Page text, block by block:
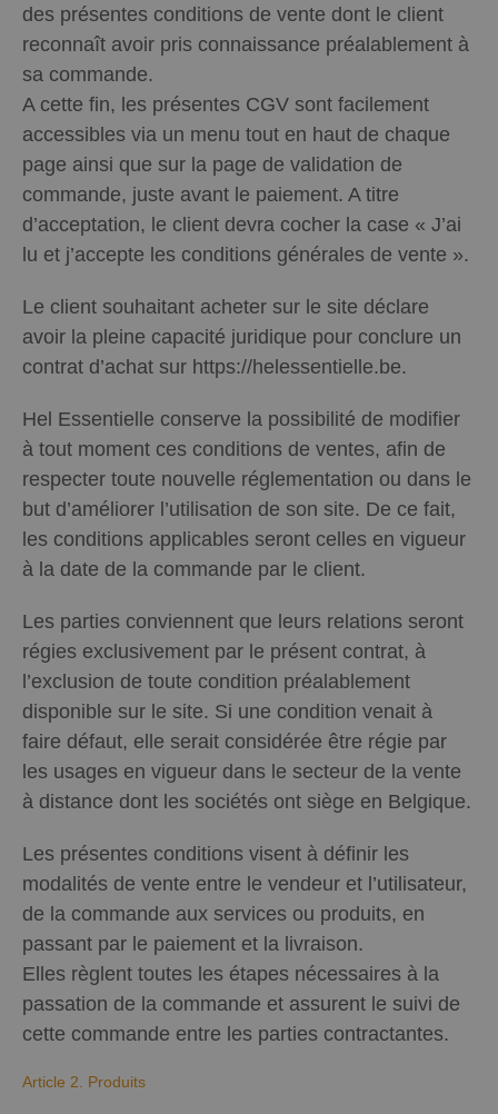
des présentes conditions de vente dont le client
reconnaît avoir pris connaissance préalablement à
sa commande.
A cette fin, les présentes CGV sont facilement
accessibles via un menu tout en haut de chaque
page ainsi que sur la page de validation de
commande, juste avant le paiement. A titre
d’acceptation, le client devra cocher la case « J’ai
lu et j’accepte les conditions générales de vente ».
Le client souhaitant acheter sur le site déclare
avoir la pleine capacité juridique pour conclure un
contrat d’achat sur https://helessentielle.be.
Hel Essentielle conserve la possibilité de modifier
à tout moment ces conditions de ventes, afin de
respecter toute nouvelle réglementation ou dans le
but d’améliorer l’utilisation de son site. De ce fait,
les conditions applicables seront celles en vigueur
à la date de la commande par le client.
Les parties conviennent que leurs relations seront
régies exclusivement par le présent contrat, à
l’exclusion de toute condition préalablement
disponible sur le site. Si une condition venait à
faire défaut, elle serait considérée être régie par
les usages en vigueur dans le secteur de la vente
à distance dont les sociétés ont siège en Belgique.
Les présentes conditions visent à définir les
modalités de vente entre le vendeur et l’utilisateur,
de la commande aux services ou produits, en
passant par le paiement et la livraison.
Elles règlent toutes les étapes nécessaires à la
passation de la commande et assurent le suivi de
cette commande entre les parties contractantes.
Article 2. Produits